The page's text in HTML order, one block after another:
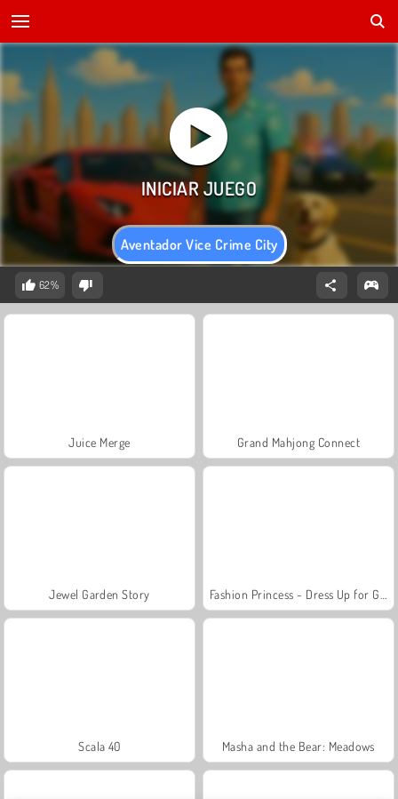
Aventador Vice Crime City
62%
Juice Merge Grand Mahjong Connect
Jewel Garden Story
Scala 40 Masha and the Bear: Meadows